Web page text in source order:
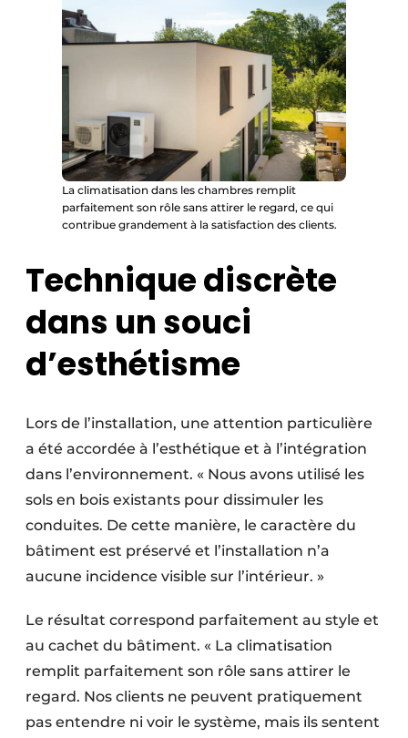
La climatisation dans les chambres remplit
parfaitement son rôle sans attirer le regard, ce qui
contribue grandement à la satisfaction des clients.
Technique discrète
dans un souci
d’esthétisme
Lors de l’installation, une attention particulière
a été accordée à l’esthétique et à l’intégration
dans l’environnement. « Nous avons utilisé les
sols en bois existants pour dissimuler les
conduites. De cette manière, le caractère du
bâtiment est préservé et l’installation n’a
aucune incidence visible sur l’intérieur. »
Le résultat correspond parfaitement au style et
au cachet du bâtiment. « La climatisation
remplit parfaitement son rôle sans attirer le
regard. Nos clients ne peuvent pratiquement
pas entendre ni voir le système, mais ils sentent